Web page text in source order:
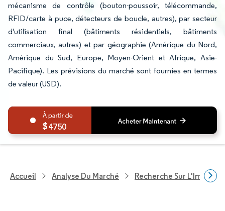
mécanisme de contrôle (bouton-poussoir, télécommande,
RFID/carte à puce, détecteurs de boucle, autres), par secteur
d'utilisation final (bâtiments résidentiels, bâtiments
commerciaux, autres) et par géographie (Amérique du Nord,
Amérique du Sud, Europe, Moyen-Orient et Afrique, Asie-
Pacifique). Les prévisions du marché sont fournies en termes
de valeur (USD).
4750
Accueil Analyse Du Marché Recherche Sur